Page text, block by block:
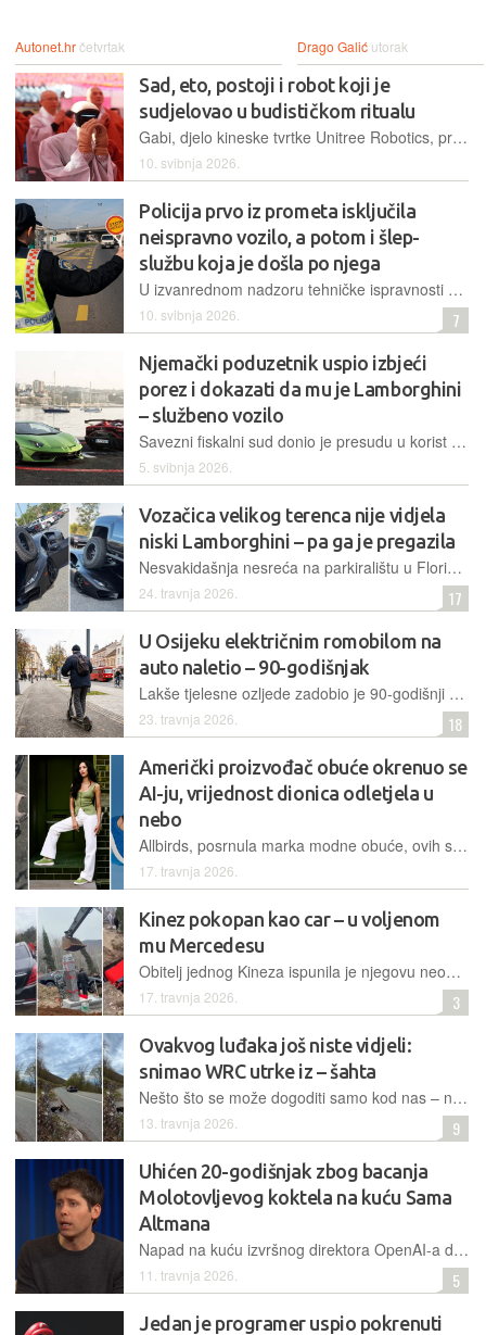
Autonet.hrčetvrtak Drago Galić utorak
Sad, eto, postoji i robot koji je
sudjelovao u budističkom ritualu
Gabi, djelo kineske tvrtke Unitree Robotics, pridružio se redovnicima u molitvi tijekom ceremonije u kojoj se sudionici formalno zaklinju na odanost Budi, njegovim učenjima i zajednici redovnika.
10. svibnja 2026.
Policija prvo iz prometa isključila
neispravno vozilo, a potom i šlep-
službu koja je došla po njega
U izvanrednom nadzoru tehničke ispravnosti vozila na autocesti A11 devet vozila isključeno je iz prometa, no jedan slučaj koji se pritom dogodio posebno je bio bizaran
10. svibnja 2026. 7
Njemački poduzetnik uspio izbjeći
porez i dokazati da mu je Lamborghini
– službeno vozilo
Savezni fiskalni sud donio je presudu u korist njemačkog vještaka, koji je superautomobil koristio u poslovne svrhe, a manevar mu je uspio jer – posjeduje i luksuzna vozila "za privatne potrebe"
5. svibnja 2026.
Vozačica velikog terenca nije vidjela
niski Lamborghini – pa ga je pregazila
Nesvakidašnja nesreća na parkiralištu u Floridi prošla je srećom bez ozlijeđenih, nakon što je vozačica Chevrolet Silverada prešla preko prednjeg dijela Lamborghinija, jer ga jednostavno nije uočila
24. travnja 2026. 17
U Osijeku električnim romobilom na
auto naletio – 90-godišnjak
Lakše tjelesne ozljede zadobio je 90-godišnji Osječanin koji je svojim električnim romobilom izletio pred automobil, kojim je upravljao njegov 70-godišnji sugrađanin
23. travnja 2026. 18
Američki proizvođač obuće okrenuo se
AI-ju, vrijednost dionica odletjela u
nebo
Allbirds, posrnula marka modne obuće, ovih se dana veže uz nevjerojatnu poslovnu priču. Nakon što su napustili tenisice, promijenili ime i okrenuli se AI-ju, ulagači su "poludjeli" za njima
17. travnja 2026.
Kinez pokopan kao car – u voljenom
mu Mercedesu
Obitelj jednog Kineza ispunila je njegovu neobičnu posljednju želju te ga je, u skladu s drevnim vjerovanjima o zagrobnom životu, pokopala unutar luksuznog automobila umjesto u lijesu
17. travnja 2026. 3
Ovakvog luđaka još niste vidjeli:
snimao WRC utrke iz – šahta
Nešto što se može dogoditi samo kod nas – nakon nekoliko incidenata prošlih godina na hrvatskim cestama tijekom WRC vikenda i ovo je izdanje obilježio nesvakidašnji prizor
13. travnja 2026. 9
Uhićen 20-godišnjak zbog bacanja
Molotovljevog koktela na kuću Sama
Altmana
Napad na kuću izvršnog direktora OpenAI-a dogodio se u ranim jutarnjim satima, a osumnjičeni je ubrzo uhićen nakon što je otišao ispred ureda tvrtke i prijetio da će zapaliti zgradu
11. travnja 2026. 5
Jedan je programer uspio pokrenuti